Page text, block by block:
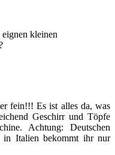
kleinen
fein!!! Es ist alles da, was
Geschirr und Töpfe
Achtung: Deutschen
in Italien bekommt ihr nur